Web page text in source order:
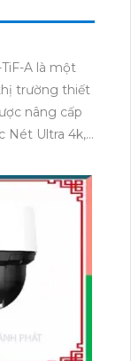
A là một
trường thiết
nâng cấp
Nét Ultra 4k,
còn đáp
với khả
mang đến
Hơn nữa,
ra những bức
sử dụng
thống
phẩm này,